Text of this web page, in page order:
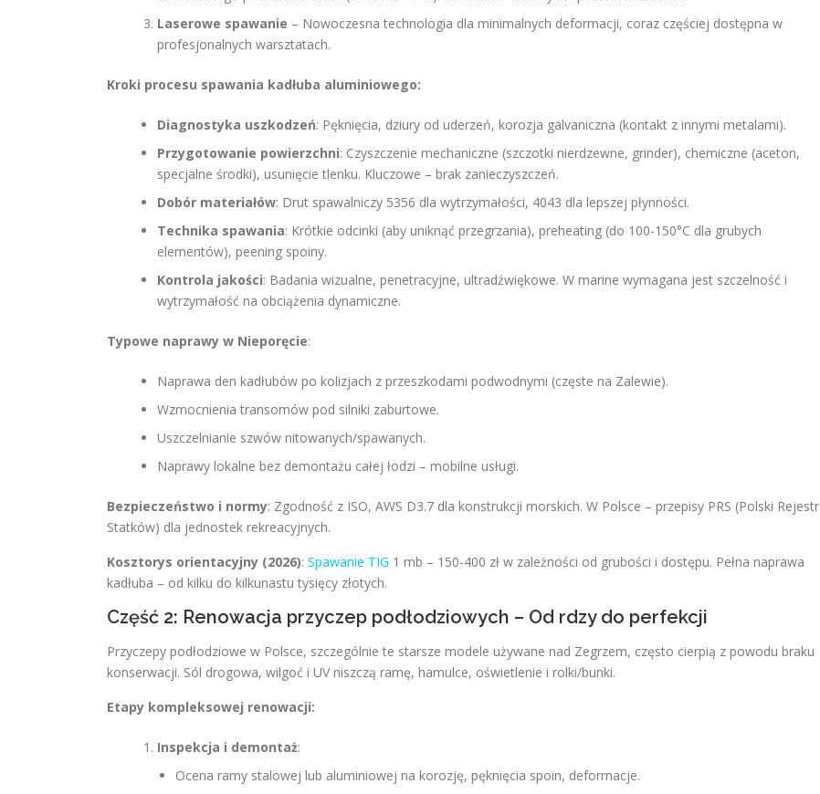
Laserowe spawanie – Nowoczesna technologia dla minimalnych deformacji, coraz częściej dostępna w
profesjonalnych warsztatach.
Kroki procesu spawania kadłuba aluminiowego:
Diagnostyka uszkodzeń: Pęknięcia, dziury od uderzeń, korozja galvaniczna (kontakt z innymi metalami).
Przygotowanie powierzchni: Czyszczenie mechaniczne (szczotki nierdzewne, grinder), chemiczne (aceton,
specjalne środki), usunięcie tlenku. Kluczowe – brak zanieczyszczeń.
Dobór materiałów: Drut spawalniczy 5356 dla wytrzymałości, 4043 dla lepszej płynności.
Technika spawania: Krótkie odcinki (aby uniknąć przegrzania), preheating (do 100-150°C dla grubych
elementów), peening spoiny.
Kontrola jakości: Badania wizualne, penetracyjne, ultradźwiękowe. W marine wymagana jest szczelność i
wytrzymałość na obciążenia dynamiczne.
Typowe naprawy w Nieporęcie:
Naprawa den kadłubów po kolizjach z przeszkodami podwodnymi (częste na Zalewie).
Wzmocnienia transomów pod silniki zaburtowe.
Uszczelnianie szwów nitowanych/spawanych.
Naprawy lokalne bez demontażu całej łodzi – mobilne usługi.
Bezpieczeństwo i normy: Zgodność z ISO, AWS D3.7 dla konstrukcji morskich. W Polsce – przepisy PRS (Polski Rejestr
Statków) dla jednostek rekreacyjnych.
Kosztorys orientacyjny (2026): Spawanie TIG 1 mb – 150-400 zł w zależności od grubości i dostępu. Pełna naprawa
kadłuba – od kilku do kilkunastu tysięcy złotych.
Część 2: Renowacja przyczep podłodziowych – Od rdzy do perfekcji
Przyczepy podłodziowe w Polsce, szczególnie te starsze modele używane nad Zegrzem, często cierpią z powodu braku
konserwacji. Sól drogowa, wilgoć i UV niszczą ramę, hamulce, oświetlenie i rolki/bunki.
Etapy kompleksowej renowacji:
Inspekcja i demontaż:
Ocena ramy stalowej lub aluminiowej na korozję, pęknięcia spoin, deformacje.